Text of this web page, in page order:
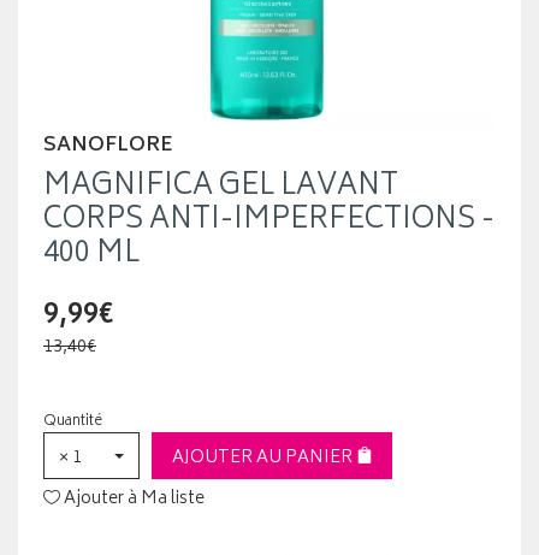
SANOFLORE
MAGNIFICA GEL LAVANT
CORPS ANTI-IMPERFECTIONS -
400 ML
9,99€
13,40€
Quantité
× 1
AJOUTER AU PANIER
Ajouter à Ma liste